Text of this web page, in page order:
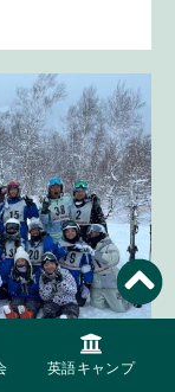
英語キャンプ